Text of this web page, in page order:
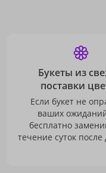
Букеты из
поставки
Если букет не
ваших
бесплатно
течение суток после